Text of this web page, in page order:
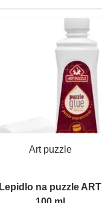
Art puzzle
Lepidlo na puzzle ART